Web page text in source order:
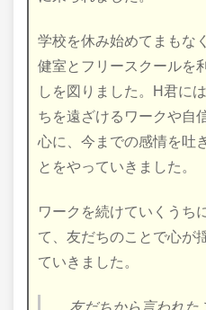
学校を休み始めてまもな
健室とフリースクールを
しを図りました。H君に
ちを遠ざけるワークや自
心に、今までの感情を吐
とをやっていきました。
ワークを続けていくうち
て、友だちのことで心が
ていきました。